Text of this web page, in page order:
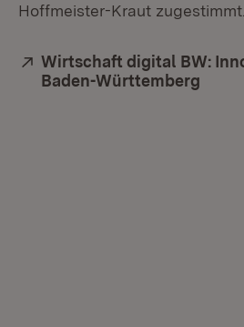
Hoffmeister-Kraut
Extern:
Wirtschaft digital BW:
Baden-Württemberg